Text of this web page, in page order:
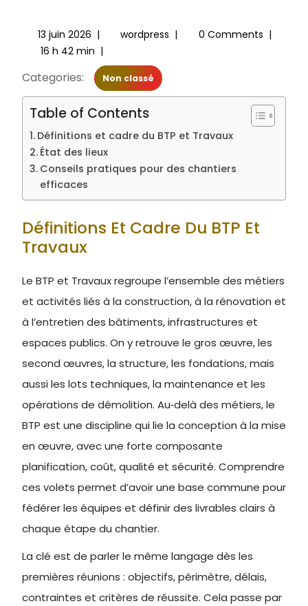
13 juin 2026 | wordpress | 0 Comments |
16 h 42 min |
Categories: Non classé
Table of Contents
Définitions et cadre du BTP et Travaux
État des lieux
Conseils pratiques pour des chantiers
efficaces
Définitions Et Cadre Du BTP Et
Travaux
Le BTP et Travaux regroupe l’ensemble des métiers
et activités liés à la construction, à la rénovation et
à l’entretien des bâtiments, infrastructures et
espaces publics. On y retrouve le gros œuvre, les
second œuvres, la structure, les fondations, mais
aussi les lots techniques, la maintenance et les
opérations de démolition. Au‑delà des métiers, le
BTP est une discipline qui lie la conception à la mise
en œuvre, avec une forte composante
planification, coût, qualité et sécurité. Comprendre
ces volets permet d’avoir une base commune pour
fédérer les équipes et définir des livrables clairs à
chaque étape du chantier.
La clé est de parler le même langage dès les
premières réunions : objectifs, périmètre, délais,
contraintes et critères de réussite. Cela passe par